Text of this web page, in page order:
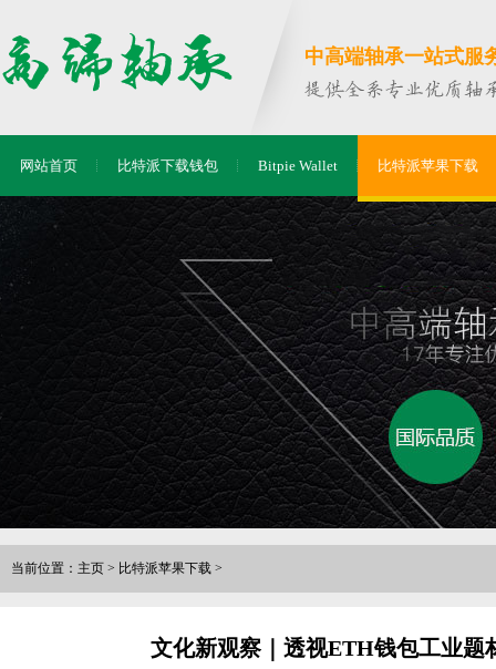
中高端轴承一站式服
网站首页 比特派下载钱包 Bitpie Wallet 比特派苹果下载
当前位置： 主页 > 比特派苹果下载 >
文化新观察｜透视ETH钱包工业题